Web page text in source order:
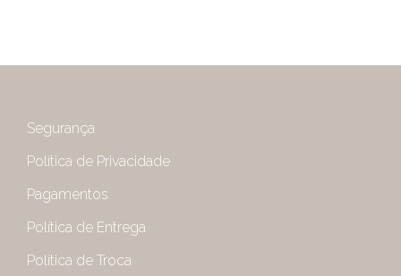
Segurança
Política de Privacidade
Pagamentos
Política de Entrega
Política de Troca